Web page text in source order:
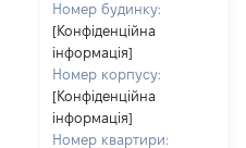
Номер будинку:
[Конфіденційна
інформація]
Номер корпусу:
[Конфіденційна
інформація]
Номер квартири: